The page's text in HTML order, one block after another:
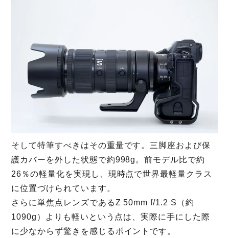
そして特筆すべきはその重量です。三脚座および保
護カバーを外した状態で約998g。前モデル比で約
26％の軽量化を実現し、現時点で世界最軽量クラス
に位置づけられています。
さらに単焦点レンズであるZ 50mm f/1.2 S（約
1090g）よりも軽いという点は、実際に手にした際
に少なからず驚きを感じるポイントです。